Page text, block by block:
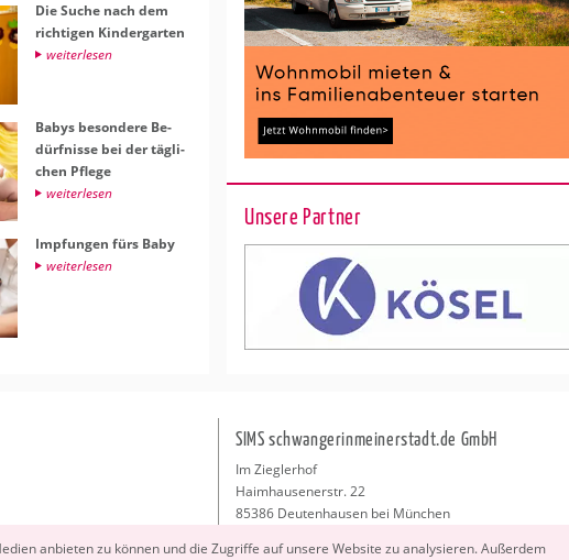
Die Suche nach dem
rich­ti­gen Kin­der­gar­ten
wei­ter­le­sen
Babys be­son­de­re Be­
dürf­nis­se bei der täg­li­
chen Pfle­ge
wei­ter­le­sen
Imp­fun­gen fürs Baby
wei­ter­le­sen
Unsere Partner
an­bie­ten zu kön­nen und die Zu­grif­fe auf un­se­re Web­site zu ana­ly­sie­ren. Au­ßer­dem
SIMS schwangerinmeinerstadt.de GmbH
Im Zieglerhof
Haimhausenerstr. 22
85386 Deutenhausen bei München